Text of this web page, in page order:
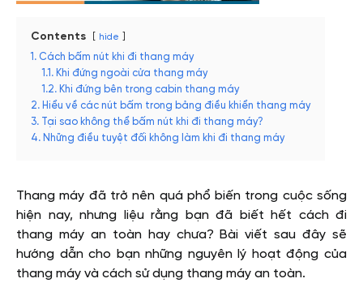
Contents hide
1. Cách bấm nút khi đi thang máy
1.1. Khi đứng ngoài cửa thang máy
1.2. Khi đứng bên trong cabin thang máy
2. Hiểu về các nút bấm trong bảng điều khiển thang máy
3. Tại sao không thể bấm nút khi đi thang máy?
4. Những điều tuyệt đối không làm khi đi thang máy
Thang máy đã trở nên quá phổ biến trong cuộc sống
hiện nay, nhưng liệu rằng bạn đã biết hết cách đi
thang máy an toàn hay chưa? Bài viết sau đây sẽ
hướng dẫn cho bạn những nguyên lý hoạt động của
thang máy và cách sử dụng thang máy an toàn.